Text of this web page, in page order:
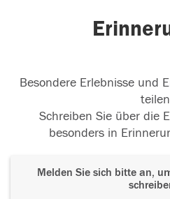
Besondere Erlebnisse und
Schreiben Sie über die
besonders in
Melden Sie sich bitte an,